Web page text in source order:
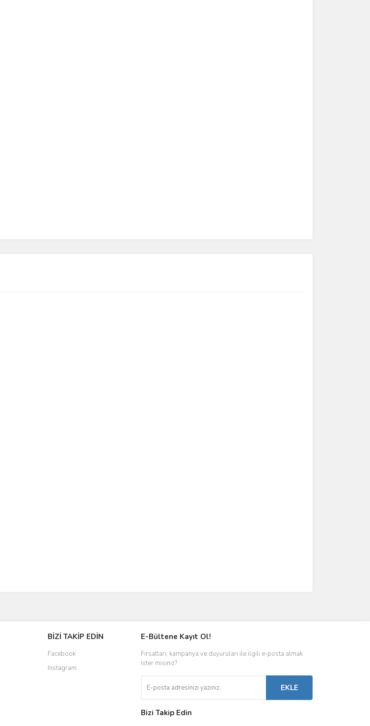
BİZİ TAKİP EDİN
Facebook
Instagram
E-Bültene Kayıt Ol!
Fırsatları, kampanya ve duyuruları ile ilgili e-posta almak
ister misiniz?
EKLE
Bizi Takip Edin